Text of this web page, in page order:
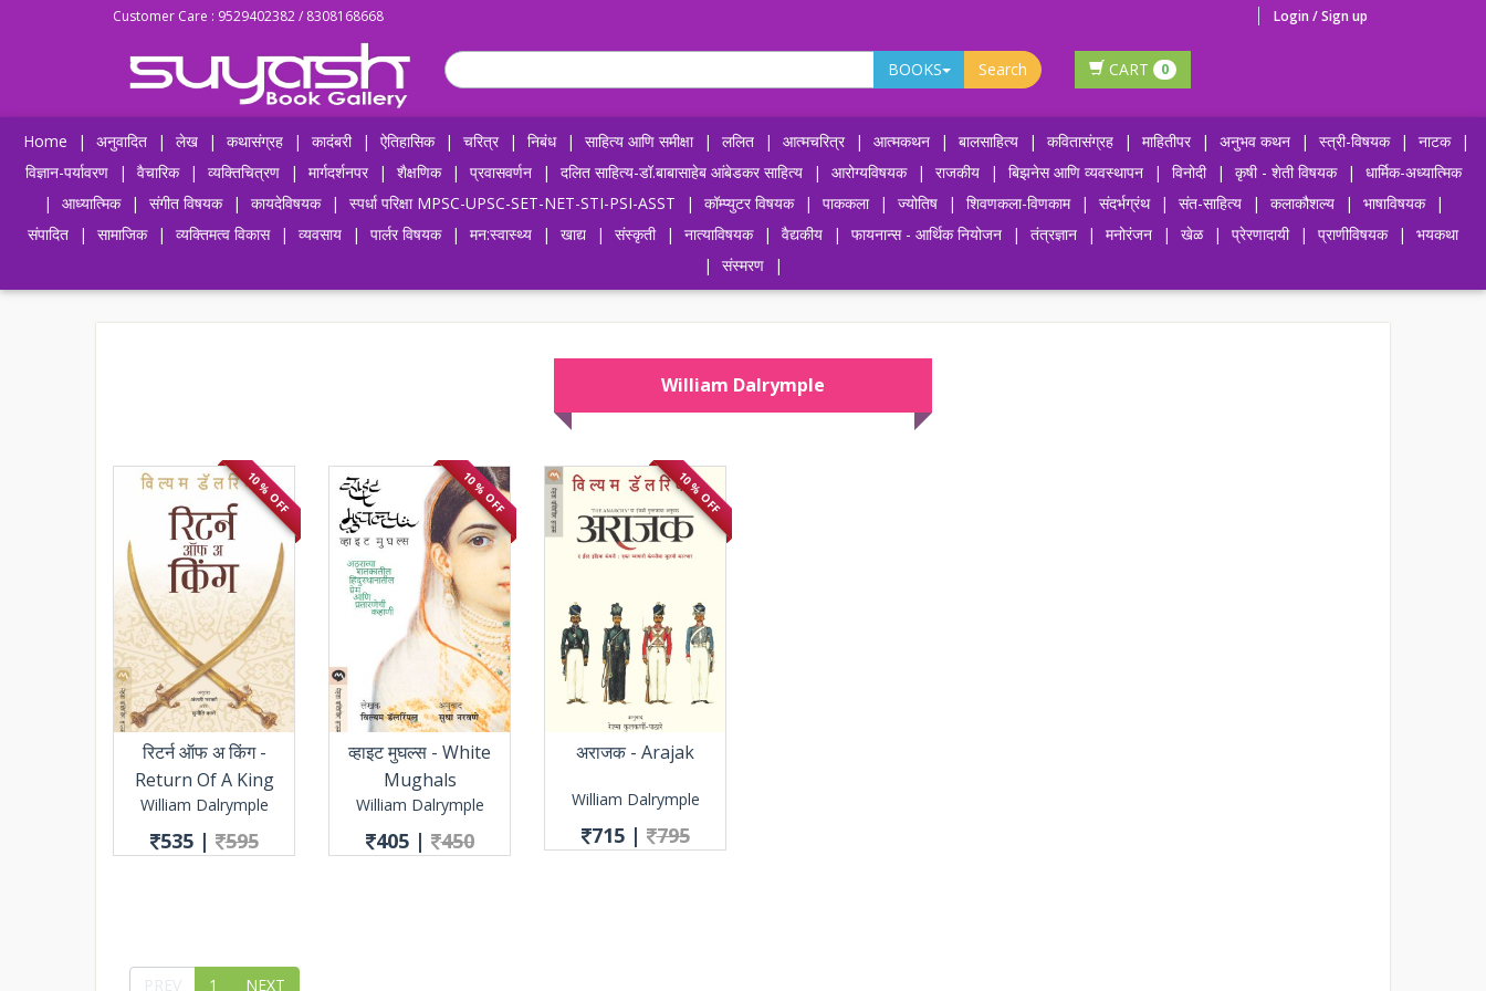
Customer Care : 9529402382 / 8308168668 Login / Sign up
BOOKS Search CART 0
Home | अनुवादित | लेख | कथासंग्रह | कादंबरी | ऐतिहासिक | चरित्र | निबंध | साहित्य आणि समीक्षा | ललित | आत्मचरित्र | आत्मकथन | बालसाहित्य | कवितासंग्रह | माहितीपर | अनुभव कथन | स्त्री-विषयक | नाटक
|
विज्ञान-पर्यावरण
| वैचारिक | व्यक्तिचित्रण | मार्गदर्शनपर | शैक्षणिक | प्रवासवर्णन | दलित साहित्य-डॉ.बाबासाहेब आंबेडकर साहित्य | आरोग्यविषयक | राजकीय | बिझनेस आणि व्यवस्थापन | विनोदी | कृषी - शेती विषयक |
धार्मिक-अध्यात्मिक
|
आध्यात्मिक | संगीत विषयक | कायदेविषयक | स्पर्धा परिक्षा MPSC-UPSC-SET-NET-STI-PSI-ASST | कॉम्प्युटर विषयक | पाककला | ज्योतिष | शिवणकला-विणकाम | संदर्भग्रंथ | संत-साहित्य | कलाकौशल्य | भाषाविषयक
|
संपादित
| सामाजिक | व्यक्तिमत्व विकास | व्यवसाय | पार्लर विषयक | मन:स्वास्थ्य | खाद्य | संस्कृती | नात्याविषयक | वैद्यकीय | फायनान्स - आर्थिक नियोजन | तंत्रज्ञान | मनोरंजन | खेळ | प्रेरणादायी | प्राणीविषयक |
भयकथा
|
संस्मरण |
William Dalrymple
10 % OFF
रिटर्न ऑफ अ किंग -
Return Of A King
William Dalrymple
535 | 595
10 % OFF
व्हाइट मुघल्स - White
Mughals
William Dalrymple
405 | 450
10 % OFF
अराजक - Arajak
William Dalrymple
715 | 795
PREV 1 NEXT